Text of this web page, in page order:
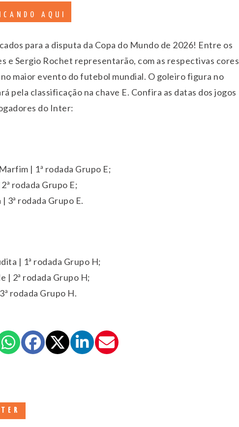
AQUI
para a disputa da Copa do Mundo de 2026! Entre os
e Sergio Rochet representarão, com as respectivas cores
maior evento do futebol mundial. O goleiro figura no
pela classificação na chave E. Confira as datas dos jogos
do Inter:
| 1ª rodada Grupo E;
rodada Grupo E;
3ª rodada Grupo E.
| 1ª rodada Grupo H;
| 2ª rodada Grupo H;
rodada Grupo H.